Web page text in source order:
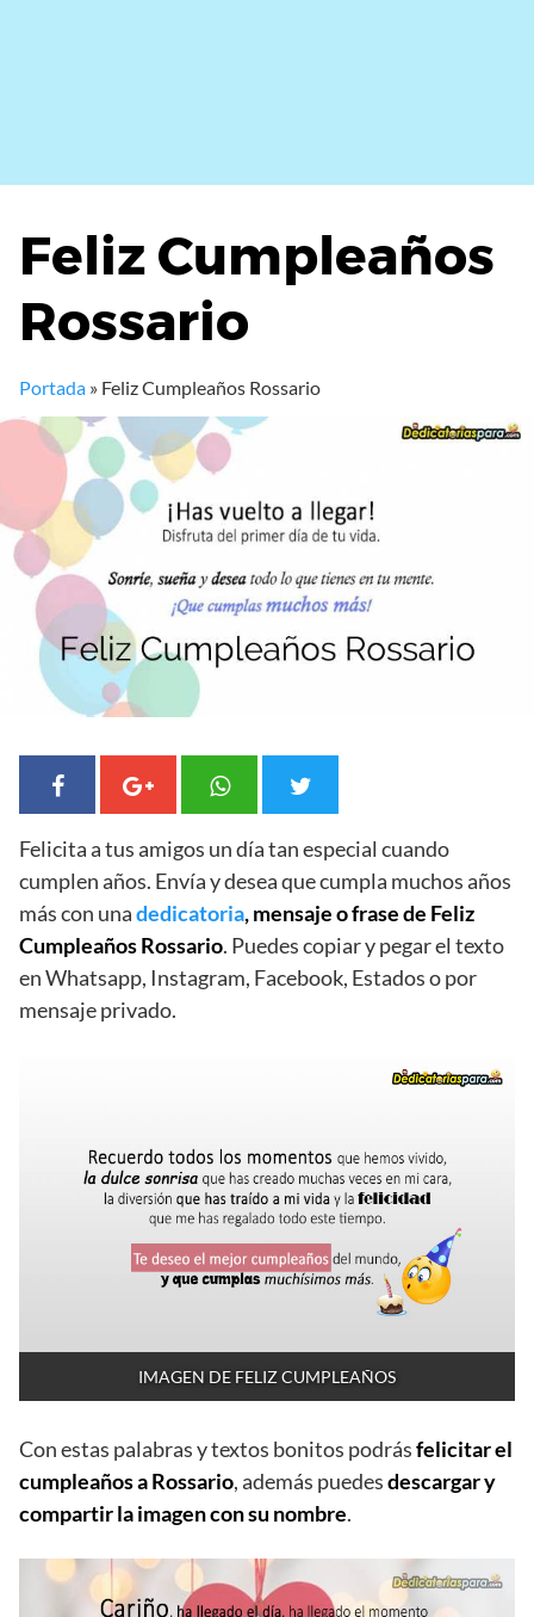
Feliz Cumpleaños
Rossario
Portada » Feliz Cumpleaños Rossario
Felicita a tus amigos un día tan especial cuando
cumplen años. Envía y desea que cumpla muchos años
más con unadedicatoria, mensaje o frase de Feliz
Cumpleaños Rossario. Puedes copiar y pegar el texto
en Whatsapp, Instagram, Facebook, Estados o por
mensaje privado.
IMAGEN DE FELIZ CUMPLEAÑOS
Con estas palabras y textos bonitos podrásfelicitar el
cumpleaños a Rossario, además puedesdescargar y
compartir la imagen con su nombre.